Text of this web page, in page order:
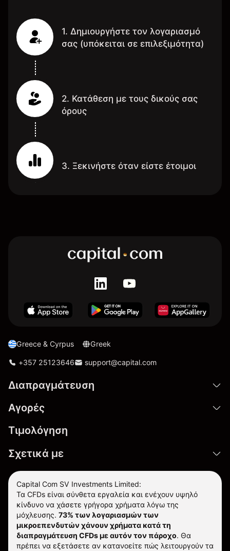
1. Δημιουργήστε τον λογαριασμό
σας (υπόκειται σε επιλεξιμότητα)
2. Κατάθεση με τους δικούς σας
όρους
3. Ξεκινήστε όταν είστε έτοιμοι
Greece & Cyrpus Greek
+357 25123646 support@capital.com
Διαπραγμάτευση
Αγορές
Τιμολόγηση
Σχετικά με
Capital Com SV Investments Limited:
Τα CFDs είναι σύνθετα εργαλεία και ενέχουν υψηλό
κίνδυνο να χάσετε γρήγορα χρήματα λόγω της
μόχλευσης. 73% των λογαριασμών των
μικροεπενδυτών χάνουν χρήματα κατά τη
διαπραγμάτευση CFDs με αυτόν τον πάροχο. Θα
πρέπει να εξετάσετε αν κατανοείτε πώς λειτουργούν τα